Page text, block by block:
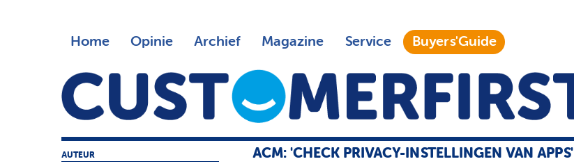
Home Opinie Archief Magazine Service Buyers'Guide
ACM: 'CHECK PRIVACY-INSTELLINGEN VAN APPS'
AUTEUR